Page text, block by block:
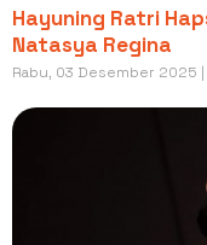
Hayuning Ratri
Natasya Regina
Rabu, 03 Desember 2025 |